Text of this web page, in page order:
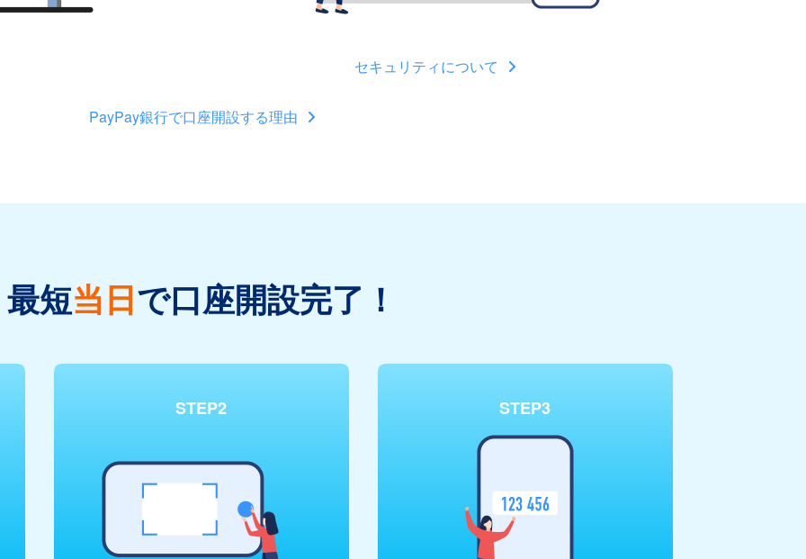
セキュリティについて
PayPay銀行で口座開設する理由
最短当日で口座開設完了！
STEP2 STEP3